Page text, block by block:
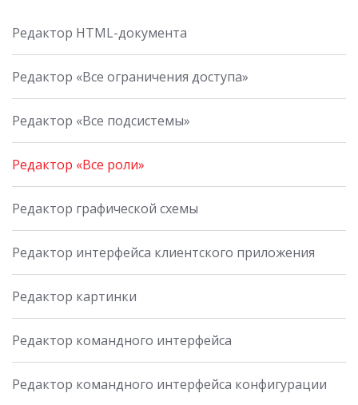
Редактор HTML-документа
Редактор «Все ограничения доступа»
Редактор «Все подсистемы»
Редактор «Все роли»
Редактор графической схемы
Редактор интерфейса клиентского приложения
Редактор картинки
Редактор командного интерфейса
Редактор командного интерфейса конфигурации